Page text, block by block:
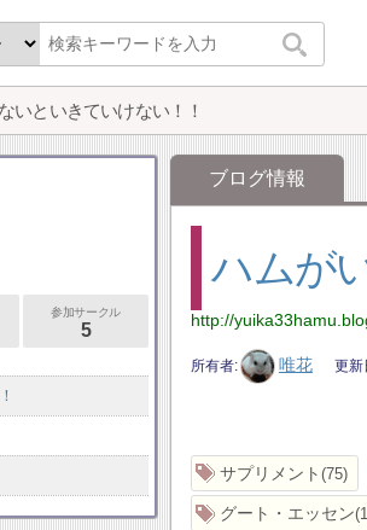
いといきていけない！！
ブログ情報
ハムが
http://
所有者 唯花 更新
サプリメント 75
グート・エッセン 1
参加サークル
5